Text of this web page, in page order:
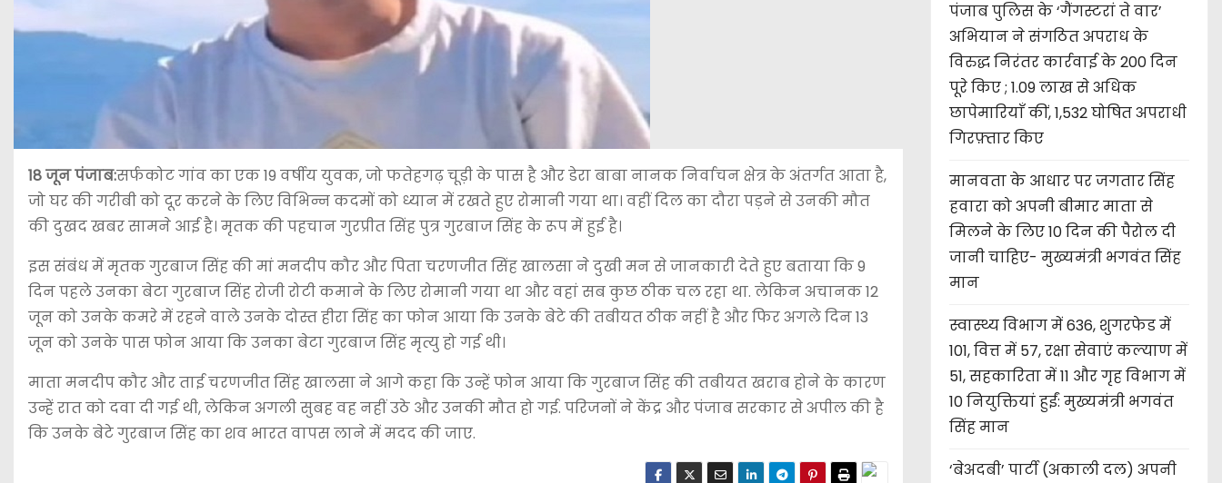
18 जून पंजाब:सर्फकोट गांव का एक 19 वर्षीय युवक, जो फतेहगढ़ चूड़ी के पास है और डेरा बाबा नानक निर्वाचन क्षेत्र के अंतर्गत आता है,
जो घर की गरीबी को दूर करने के लिए विभिन्न कदमों को ध्यान में रखते हुए रोमानी गया था। वहीं दिल का दौरा पड़ने से उनकी मौत
की दुखद खबर सामने आई है। मृतक की पहचान गुरप्रीत सिंह पुत्र गुरबाज सिंह के रूप में हुई है।
इस संबंध में मृतक गुरबाज सिंह की मां मनदीप कौर और पिता चरणजीत सिंह खालसा ने दुखी मन से जानकारी देते हुए बताया कि 9
दिन पहले उनका बेटा गुरबाज सिंह रोजी रोटी कमाने के लिए रोमानी गया था और वहां सब कुछ ठीक चल रहा था. लेकिन अचानक 12
जून को उनके कमरे में रहने वाले उनके दोस्त हीरा सिंह का फोन आया कि उनके बेटे की तबीयत ठीक नहीं है और फिर अगले दिन 13
जून को उनके पास फोन आया कि उनका बेटा गुरबाज सिंह मृत्यु हो गई थी।
माता मनदीप कौर और ताई चरणजीत सिंह खालसा ने आगे कहा कि उन्हें फोन आया कि गुरबाज सिंह की तबीयत खराब होने के कारण
उन्हें रात को दवा दी गई थी, लेकिन अगली सुबह वह नहीं उठे और उनकी मौत हो गई. परिजनों ने केंद्र और पंजाब सरकार से अपील की है
कि उनके बेटे गुरबाज सिंह का शव भारत वापस लाने में मदद की जाए.
पंजाब पुलिस के ‘गैंगस्टरां ते वार’
अभियान ने संगठित अपराध के
विरुद्ध निरंतर कार्रवाई के 200 दिन
पूरे किए ; 1.09 लाख से अधिक
छापेमारियाँ कीं, 1,532 घोषित अपराधी
गिरफ़्तार किए
मानवता के आधार पर जगतार सिंह
हवारा को अपनी बीमार माता से
मिलने के लिए 10 दिन की पैरोल दी
जानी चाहिए- मुख्यमंत्री भगवंत सिंह
मान
स्वास्थ्य विभाग में 636, शुगरफेड में
101, वित्त में 57, रक्षा सेवाएं कल्याण में
51, सहकारिता में 11 और गृह विभाग में
10 नियुक्तियां हुईं: मुख्यमंत्री भगवंत
सिंह मान
‘बेअदबी’ पार्टी (अकाली दल) अपनी